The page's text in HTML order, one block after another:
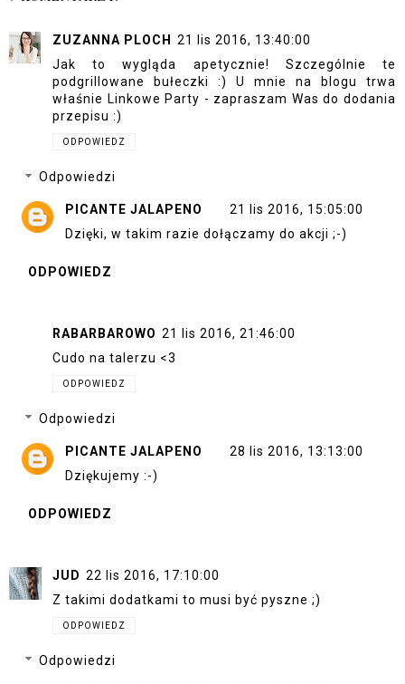
ZUZANNA PLOCH
21 lis 2016, 13:40:00
Jak to wygląda apetycznie! Szczególnie te
podgrillowane bułeczki :) U mnie na blogu trwa
właśnie Linkowe Party - zapraszam Was do dodania
przepisu :)
ODPOWIEDZ
Odpowiedzi
PICANTE JALAPENO
21 lis 2016, 15:05:00
Dzięki, w takim razie dołączamy do akcji ;-)
ODPOWIEDZ
RABARBAROWO 21 lis 2016, 21:46:00
Cudo na talerzu <3
ODPOWIEDZ
Odpowiedzi
PICANTE JALAPENO
28 lis 2016, 13:13:00
Dziękujemy :-)
ODPOWIEDZ
JUD 22 lis 2016, 17:10:00
Z takimi dodatkami to musi być pyszne ;)
ODPOWIEDZ
Odpowiedzi